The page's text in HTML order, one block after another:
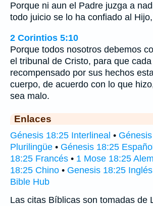
Porque ni aun el Padre juzga a
todo juicio se lo ha confiado al
2 Corintios 5:10
Porque todos nosotros debemos
el tribunal de Cristo, para que
recompensado por sus hechos
cuerpo, de acuerdo con lo que
sea malo.
Enlaces
Génesis 18:25 Interlineal •
Plurilingüe • Génesis 18:25 Español
18:25 Francés • 1 Mose 18:25
18:25 Chino • Genesis 18:25 Inglés
Bible Hub
Las citas Bíblicas son tomadas de